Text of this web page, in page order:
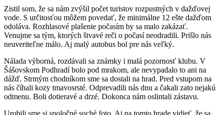
Zistil som, že sa nám zvýšil počet turistov rozpustných v dažďovej
vode. S určitosťou môžem povedať, že minimálne 12 ešte dažďom
odoláva. Rozhlasové plašenie počasím by sa malo zakázať.
Venujme sa tým, ktorých štvavé reči o počasí neodradili. Prišlo nás
neuveriteľne málo. Aj malý autobus bol pre nás veľký.
Nálada výborná, rozdávali sa známky i malá pozornosť klubu. V
Šášovskom Podhradí bolo pod mrakom, ale nevypadalo to ani na
dážď. Strmým chodníkom sme sa dostali na hrad. Pred vstupom na
nás číhali kozy tmavosrsté. Odprevadili nás dnu a čakali zato nejakú
odmenu. Boli dotieravé a drzé. Dokonca nám oslintali zástavu.
Urobili sme si spoločné suché foto. Aj na tomto hrade vidieť, že sa